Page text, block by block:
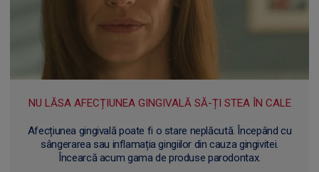
NU LĂSA AFECȚIUNEA GINGIVALĂ SĂ-ȚI STEA ÎN CALE
Afecțiunea gingivală poate fi o stare neplăcută. Începând cu
sângerarea sau inflamația gingiilor din cauza gingivitei.
Încearcă acum gama de produse parodontax.